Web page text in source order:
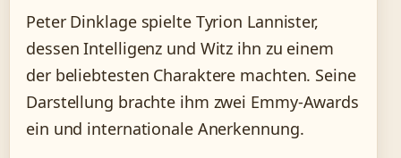
Peter Dinklage spielte Tyrion Lannister,
dessen Intelligenz und Witz ihn zu einem
der beliebtesten Charaktere machten. Seine
Darstellung brachte ihm zwei Emmy-Awards
ein und internationale Anerkennung.